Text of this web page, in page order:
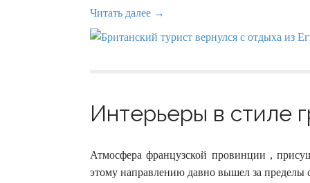
Читать далее →
Интерьеры в стиле
Атмосфера французской провинции ,
этому направлению давно вышел за пределы